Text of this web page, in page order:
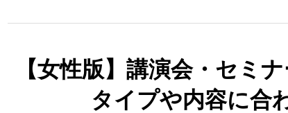
【女性版】講演会・セミ
タイプや内容に合